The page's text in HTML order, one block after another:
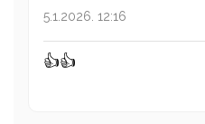
5.1.2026. 12:16
👍👍